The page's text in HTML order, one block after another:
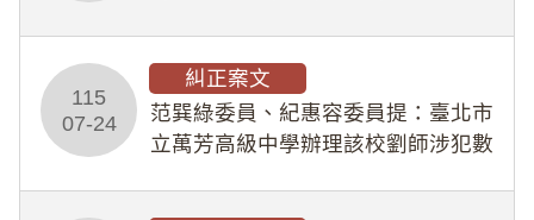
人員保障法」及「職業安全衛生法」
所定維護公務人員
115
07-24
糾正案文
范巽綠委員、紀惠容委員提：臺北市
立萬芳高級中學辦理該校劉師涉犯數